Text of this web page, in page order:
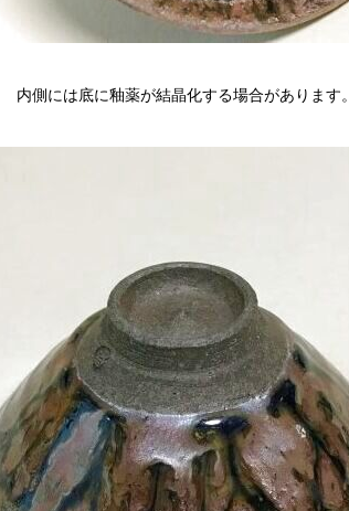
内側には底に釉薬が結晶化する場合があります。